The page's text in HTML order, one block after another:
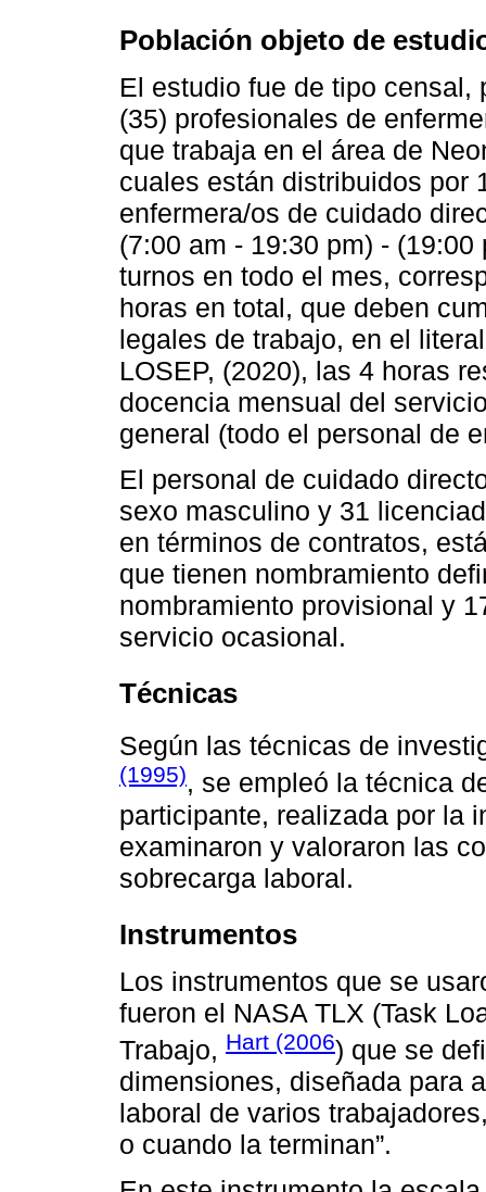
Población objeto de
El estudio fue de tipo
(35) profesionales de
que trabaja en el área de
cuales están distribuidos por
enfermera/os de cuidado
(7:00 am - 19:30 pm) -
turnos en todo el mes,
horas en total, que deben
legales de trabajo, en el
LOSEP, (2020), las 4 horas
docencia mensual del
general (todo el personal de
El personal de cuidado
sexo masculino y 31
en términos de contratos,
que tienen nombramiento
nombramiento provisional y
servicio ocasional.
Técnicas
Según las técnicas de
(1995), se empleó la técnica
participante, realizada por la
examinaron y valoraron las
sobrecarga laboral.
Instrumentos
Los instrumentos que se
fueron el NASA TLX (Task
Trabajo, Hart (2006) que se
dimensiones, diseñada para
laboral de varios
o cuando la terminan”.